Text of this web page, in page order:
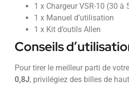
1 x Chargeur VSR-10 (30 à
1 x Manuel d’utilisation
1 x Kit d’outils Allen
Conseils
Pour tirer le meilleur parti de votre
0,8J, privilégiez des billes de